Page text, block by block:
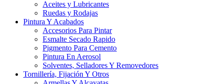
Aceites y Lubricantes
Ruedas y Rodajas
Pintura Y Acabados
Accesorios Para Pintar
Esmalte Secado Rapido
Pigmento Para Cemento
Pintura En Aerosol
Solventes, Selladores Y Removedores
Tornillería, Fijación Y Otros